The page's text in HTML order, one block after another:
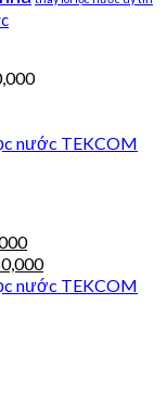
nước TEKCOM
nước TEKCOM